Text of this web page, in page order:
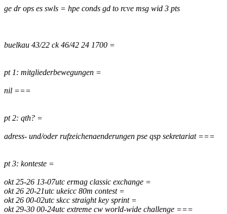
ge dr ops es swls = hpe conds gd to rcve msg wid 3 pts
buelkau 43/22 ck 46/42 24 1700 =
pt 1: mitgliederbewegungen =
nil ===
pt 2: qth? =
adress- und/oder rufzeichenaenderungen pse qsp sekretariat ===
pt 3: konteste =
okt 25-26 13-07utc ermag classic exchange =
okt 26 20-21utc ukeicc 80m contest =
okt 26 00-02utc skcc straight key sprint =
okt 29-30 00-24utc extreme cw world-wide challenge ===